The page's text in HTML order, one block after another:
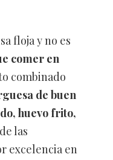
floja y no es
comer en
combinado
de buen
huevo frito,
las
excelencia en